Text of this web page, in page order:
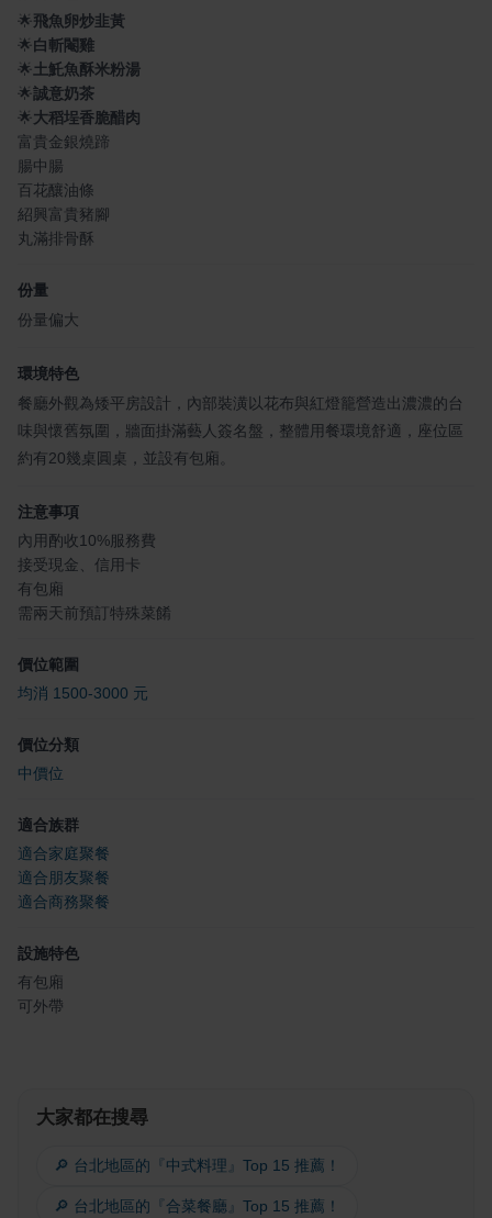
🌟飛魚卵炒韭黃
🌟白斬閹雞
🌟土魠魚酥米粉湯
🌟誠意奶茶
🌟大稻埕香脆醋肉
富貴金銀燒蹄
腸中腸
百花釀油條
紹興富貴豬腳
丸滿排骨酥
份量
份量偏大
環境特色
餐廳外觀為矮平房設計，內部裝潢以花布與紅燈籠營造出濃濃的台
味與懷舊氛圍，牆面掛滿藝人簽名盤，整體用餐環境舒適，座位區
約有20幾桌圓桌，並設有包廂。
注意事項
內用酌收10%服務費
接受現金、信用卡
有包廂
需兩天前預訂特殊菜餚
價位範圍
均消 1500-3000 元
價位分類
中價位
適合族群
適合家庭聚餐
適合朋友聚餐
適合商務聚餐
設施特色
有包廂
可外帶
大家都在搜尋
🔎 台北地區的『中式料理』Top 15 推薦！
🔎 台北地區的『合菜餐廳』Top 15 推薦！